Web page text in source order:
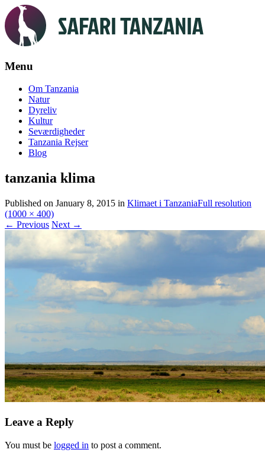
Menu
Skip
content
Om Tanzania
Natur
Dyreliv
Kultur
Seværdigheder
Tanzania Rejser
Blog
tanzania klima
Published on January 8, 2015 in Klimaet i TanzaniaFull resolution
(1000 × 400)
← Previous Next →
Leave a Reply
You must be logged in to post a comment.